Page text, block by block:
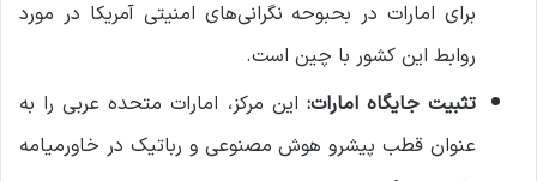
برای امارات در بحبوحه نگرانی‌های امنیتی آمریکا در مورد
روابط این کشور با چین است.
تثبیت جایگاه امارات: این مرکز، امارات متحده عربی را به
عنوان قطب پیشرو هوش مصنوعی و رباتیک در خاورمیامه